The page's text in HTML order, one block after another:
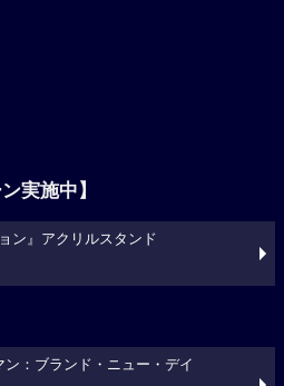
実施中】
ン』アクリルスタンド
：ブランド・ニュー・デイ